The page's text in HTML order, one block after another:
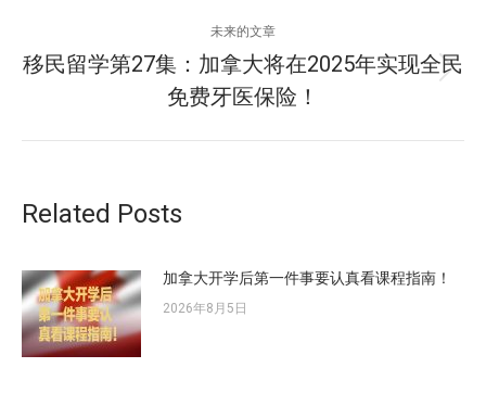
文
章：
未来的文章
未
来
移民留学第27集：加拿大将在2025年实现全民
免费牙医保险！
Related Posts
加拿大开学后第一件事要认真看课程指南！
2026年8月5日